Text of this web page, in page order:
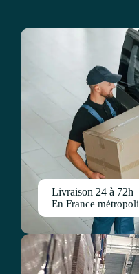
Livraison 24 à 72h
En France